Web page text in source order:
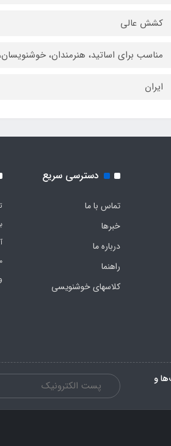
کشش عالی
مناسب برای اساتید، هنرمندان،
ایران
دسترسی سریع
تماس با ما
خبرها
درباره ما
راهنما
کلاسهای خوشنویسی
و